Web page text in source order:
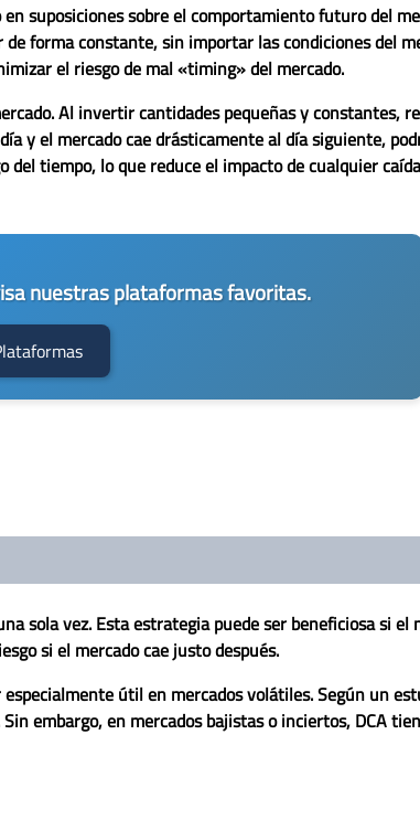
suposiciones sobre el comportamiento futuro del
forma constante, sin importar las condiciones del
el riesgo de mal «timing» del mercado.
Al invertir cantidades pequeñas y constantes,
y el mercado cae drásticamente al día siguiente,
tiempo, lo que reduce el impacto de cualquier
nuestras plataformas favoritas.
sola vez. Esta estrategia puede ser beneficiosa si el
si el mercado cae justo después.
útil en mercados volátiles. Según un
embargo, en mercados bajistas o inciertos, DCA